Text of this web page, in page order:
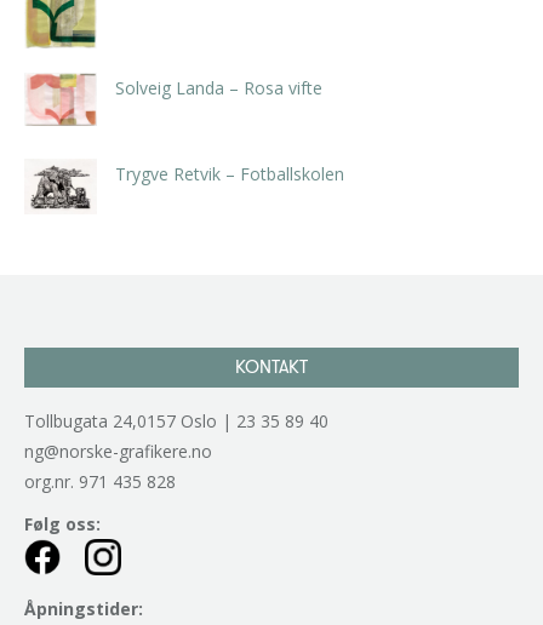
Solveig Landa – Rosa vifte
Trygve Retvik – Fotballskolen
KONTAKT
Tollbugata 24,0157 Oslo | 23 35 89 40
ng@norske-grafikere.no
org.nr. 971 435 828
Følg oss:
Åpningstider: